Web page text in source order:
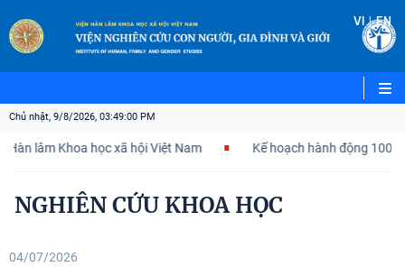
VI |EN
Chủ nhật, 9/8/2026, 03:49:01 PM
học xã hội Việt Nam Kế hoạch hành động 100 ngày tập
NGHIÊN CỨU KHOA HỌC
04/07/2026